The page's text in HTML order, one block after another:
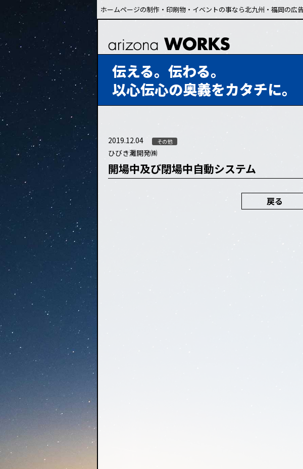
ホームページの制作・印刷物・イベントの事なら北九州・福岡の広
伝える。伝わる。
以心伝心の奥義をカタチに。
2019.12.04 その他
ひびき灘開発㈱
開場中及び閉場中自動システム
戻る